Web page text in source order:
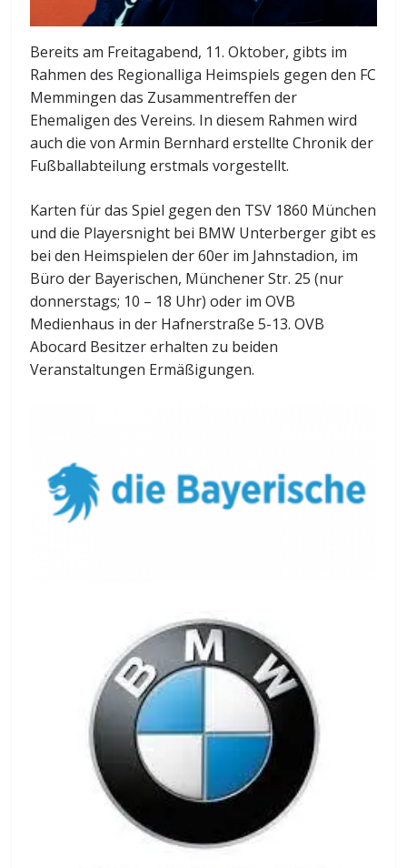
Bereits am Freitagabend, 11. Oktober, gibts im
Rahmen des Regionalliga Heimspiels gegen den FC
Memmingen das Zusammentreffen der
Ehemaligen des Vereins. In diesem Rahmen wird
auch die von Armin Bernhard erstellte Chronik der
Fußballabteilung erstmals vorgestellt.
Karten für das Spiel gegen den TSV 1860 München
und die Playersnight bei BMW Unterberger gibt es
bei den Heimspielen der 60er im Jahnstadion, im
Büro der Bayerischen, Münchener Str. 25 (nur
donnerstags; 10 – 18 Uhr) oder im OVB
Medienhaus in der Hafnerstraße 5-13. OVB
Abocard Besitzer erhalten zu beiden
Veranstaltungen Ermäßigungen.